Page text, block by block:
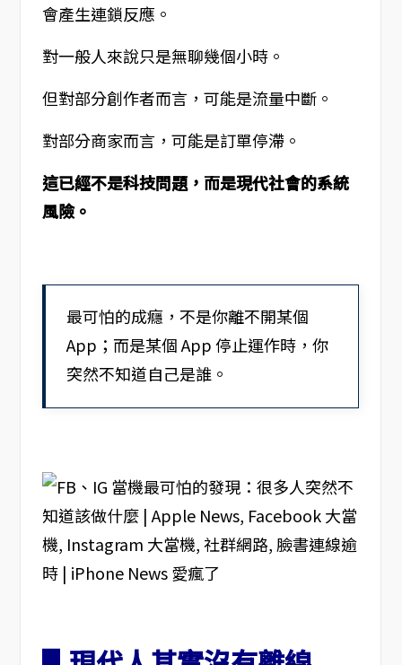
會產生連鎖反應。
對一般人來說只是無聊幾個小時。
但對部分創作者而言，可能是流量中斷。
對部分商家而言，可能是訂單停滯。
這已經不是科技問題，而是現代社會的系統
風險。
最可怕的成癮，不是你離不開某個
App；而是某個 App 停止運作時，你
突然不知道自己是誰。